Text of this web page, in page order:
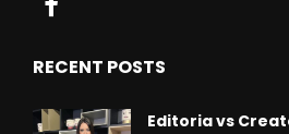
RECENT POSTS
Editoria vs